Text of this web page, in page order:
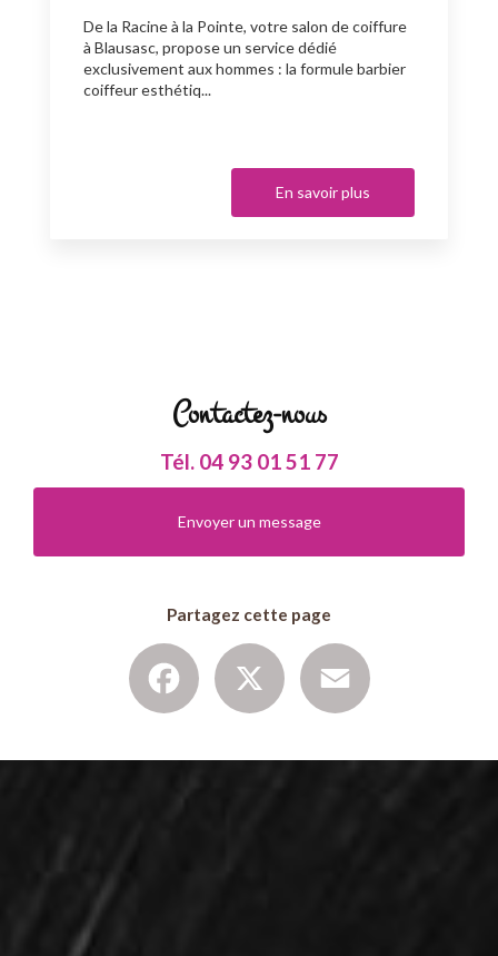
De la Racine à la Pointe, votre salon de coiffure
à Blausasc, propose un service dédié
exclusivement aux hommes : la formule barbier
coiffeur esthétiq...
En savoir plus
Contactez-nous
Tél. 04 93 01 51 77
Envoyer un message
Partagez cette page
Facebook